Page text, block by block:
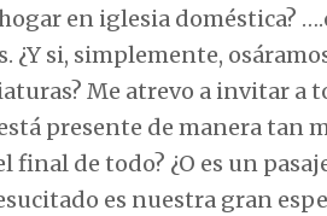
en iglesia doméstica?
¿Y si, simplemente,
Me atrevo a invitar a
presente de manera tan
de todo? ¿O es un
es nuestra gran